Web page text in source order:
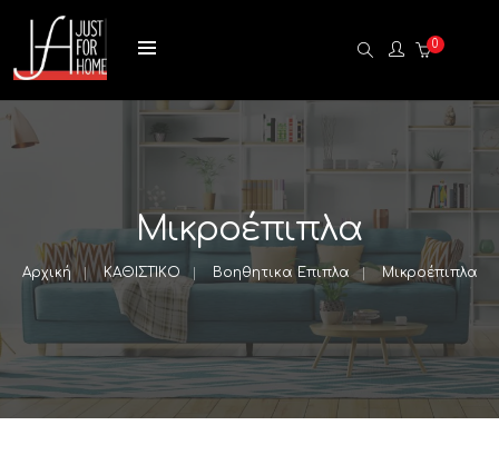
0
Μικροέπιπλα
Αρχική ΚΑΘΙΣΤΙΚΟ Βοηθητικα Επιπλα Μικροέπιπλα